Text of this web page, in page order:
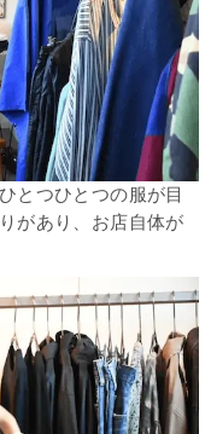
とつひとつの服が目
があり、お店自体が